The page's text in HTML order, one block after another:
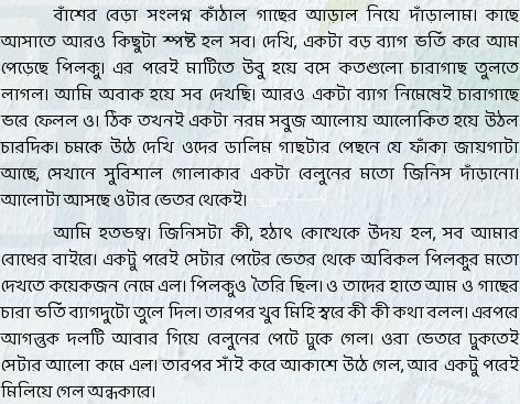
বাঁশের বেড়া সংলগ্ন কাঁঠাল গাছের আড়াল নিয়ে দাঁড়ালাম। কাছে
আসাতে আরও কিছুটা স্পষ্ট হল সব। দেখি, একটা বড় ব্যাগ ভর্তি করে আম
পেড়েছে পিলকু। এর পরেই মাটিতে উবু হয়ে বসে কতগুলো চারাগাছ তুলতে
লাগল। আমি অবাক হয়ে সব দেখছি। আরও একটা ব্যাগ নিমেষেই চারাগাছে
ভরে ফেলল ও। ঠিক তখনই একটা নরম সবুজ আলোয় আলোকিত হয়ে উঠল
চারদিক। চমকে উঠে দেখি ওদের ডালিম গাছটার পেছনে যে ফাঁকা জায়গাটা
আছে, সেখানে সুবিশাল গোলাকার একটা বেলুনের মতো জিনিস দাঁড়ানো।
আলোটা আসছে ওটার ভেতর থেকেই।
আমি হতভম্ব। জিনিসটা কী, হঠাৎ কোত্থেকে উদয় হল, সব আমার
বোধের বাইরে। একটু পরেই সেটার পেটের ভেতর থেকে অবিকল পিলকুর মতো
দেখতে কয়েকজন নেমে এল। পিলকুও তৈরি ছিল। ও তাদের হাতে আম ও গাছের
চারা ভর্তি ব্যাগদুটো তুলে দিল। তারপর খুব মিহি স্বরে কী কী কথা বলল। এরপরে
আগন্তুক দলটি আবার গিয়ে বেলুনের পেটে ঢুকে গেল। ওরা ভেতরে ঢুকতেই
সেটার আলো কমে এল। তারপর সাঁই করে আকাশে উঠে গেল, আর একটু পরেই
মিলিয়ে গেল অন্ধকারে।